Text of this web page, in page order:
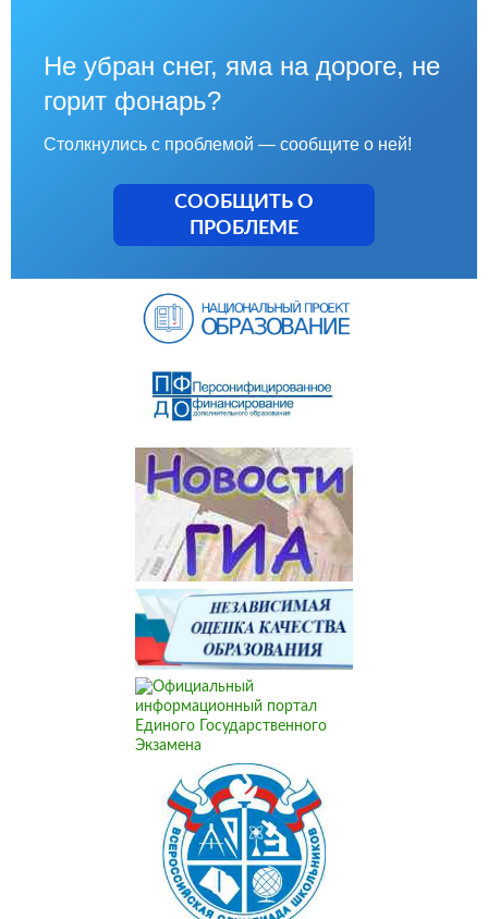
Не убран снег, яма на дороге, не
горит фонарь?
Столкнулись с проблемой — сообщите о ней!
СООБЩИТЬ О
ПРОБЛЕМЕ